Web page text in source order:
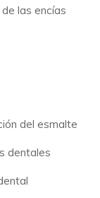
las encías
del esmalte
dentales